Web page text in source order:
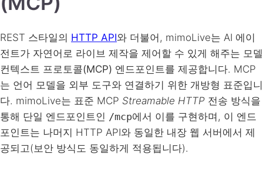
REST 스타일의 HTTP API와 더불어, mimoLive는 AI 에이
전트가 자연어로 라이브 제작을 제어할 수 있게 해주는 모델
컨텍스트 프로토콜(MCP) 엔드포인트를 제공합니다. MCP
는 언어 모델을 외부 도구와 연결하기 위한 개방형 표준입니
다. mimoLive는 표준 MCP Streamable HTTP 전송 방식을
통해 단일 엔드포인트인 /mcp에서 이를 구현하며, 이 엔드
포인트는 나머지 HTTP API와 동일한 내장 웹 서버에서 제
공되고(보안 방식도 동일하게 적용됩니다).